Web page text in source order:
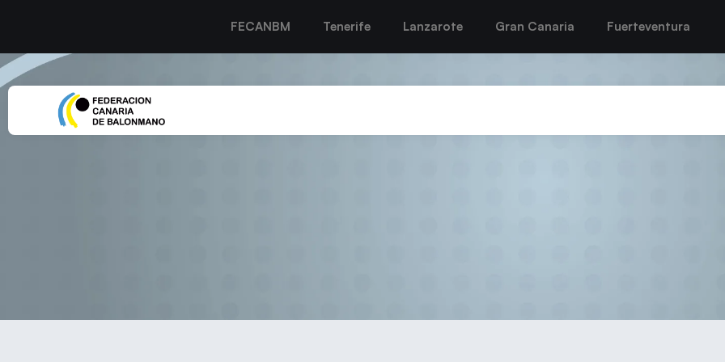
FECANBM Tenerife Lanzarote Gran Canaria Fuerteventura
El Zonzamas Plus Car Lanzarote cede ante el Porriño